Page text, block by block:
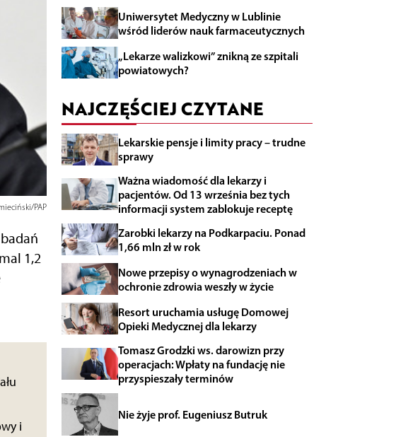
PAP
1,2
i
Uniwersytet Medyczny w Lublinie
wśród liderów nauk farmaceutycznych
„Lekarze walizkowi” znikną ze szpitali
powiatowych?
NAJCZĘŚCIEJ CZYTANE
Lekarskie pensje i limity pracy – trudne
sprawy
Ważna wiadomość dla lekarzy i
pacjentów. Od 13 września bez tych
informacji system zablokuje receptę
Zarobki lekarzy na Podkarpaciu. Ponad
1,66 mln zł w rok
Nowe przepisy o wynagrodzeniach w
ochronie zdrowia weszły w życie
Resort uruchamia usługę Domowej
Opieki Medycznej dla lekarzy
Tomasz Grodzki ws. darowizn przy
operacjach: Wpłaty na fundację nie
przyspieszały terminów
Nie żyje prof. Eugeniusz Butruk